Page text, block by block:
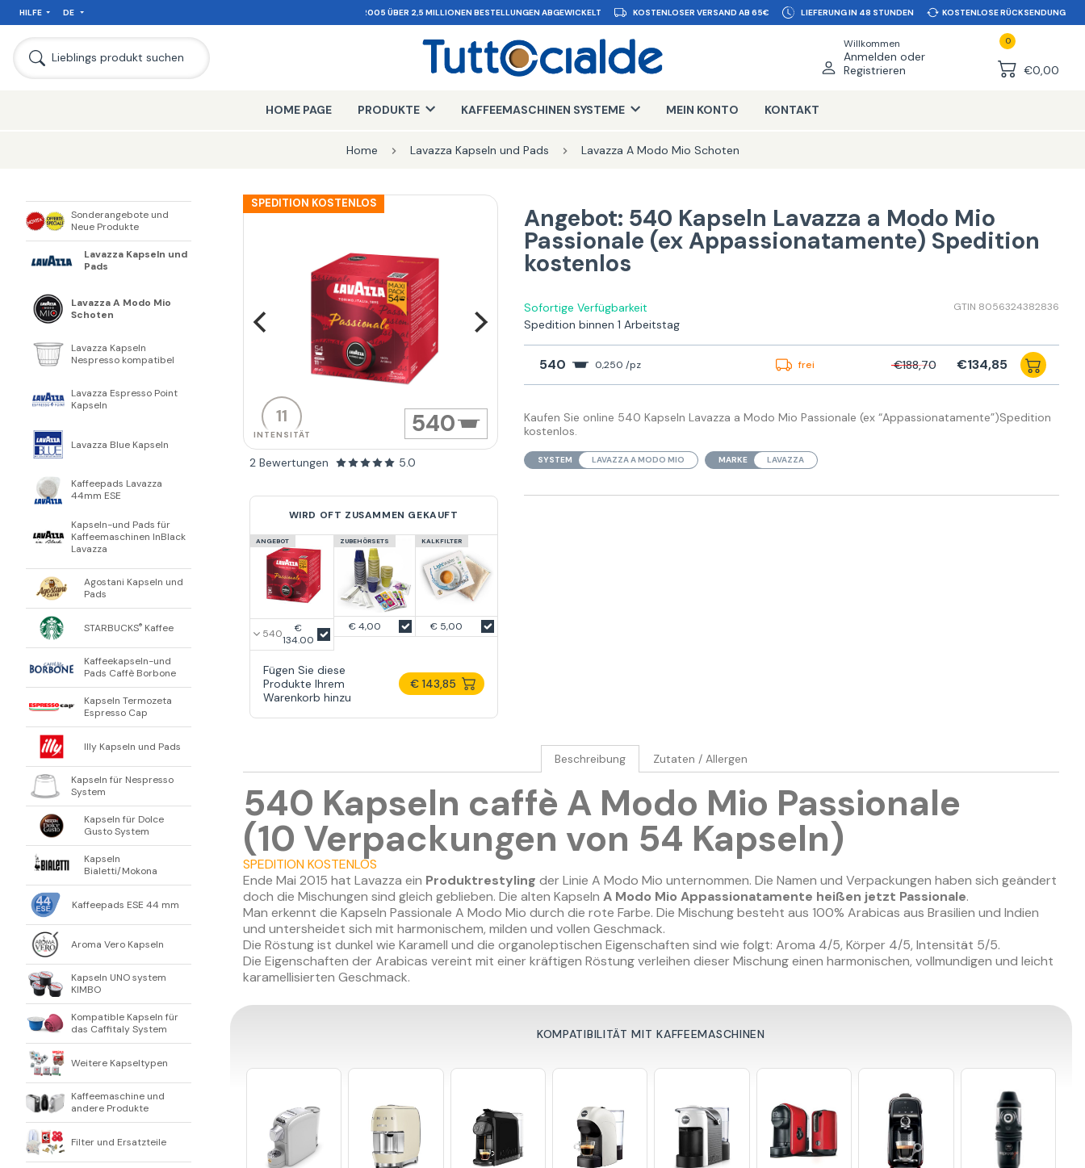
HILFE DE SEIT 2005 ÜBER 2,5 MILLIONEN BESTELLUNGEN ABGEWICKELT KOSTENLOSER VERSAND AB 65€ LIEFERUNG IN 48 STUNDEN KOSTENLOSE RÜCKSENDUNG
Willkommen
Anmelden oder
Registrieren
0
€0,00
Lieblings produkt suchen
HOME PAGE PRODUKTE KAFFEEMASCHINEN SYSTEME MEIN KONTO KONTAKT
Home Lavazza Kapseln und Pads Lavazza A Modo Mio Schoten
Sonderangebote und
Neue Produkte
Lavazza Kapseln und
Pads
Lavazza A Modo Mio
Schoten
Lavazza Kapseln
Nespresso kompatibel
Lavazza Espresso Point
Kapseln
Lavazza Blue Kapseln
Kaffeepads Lavazza
44mm ESE
Kapseln-und Pads für
Kaffeemaschinen InBlack
Lavazza
Agostani Kapseln und
Pads
STARBUCKS® Kaffee
Kaffeekapseln-und
Pads Caffè Borbone
Kapseln Termozeta
Espresso Cap
Illy Kapseln und Pads
Kapseln für Nespresso
System
Kapseln für Dolce
Gusto System
Kapseln
Bialetti/Mokona
Kaffeepads ESE 44 mm
Aroma Vero Kapseln
Kapseln UNO system
KIMBO
Kompatible Kapseln für
das Caffitaly System
Weitere Kapseltypen
Kaffeemaschine und
andere Produkte
Filter und Ersatzteile
SPEDITION KOSTENLOS
11
INTENSITÄT 540
2 Bewertungen 5.0
WIRD OFT ZUSAMMEN GEKAUFT
ANGEBOT
€
134.00
ZUBEHÖRSETS
€ 4,00
KALKFILTER
€ 5,00
Fügen Sie diese
Produkte Ihrem
Warenkorb hinzu
€ 143,85
Angebot: 540 Kapseln Lavazza a Modo Mio
Passionale (ex Appassionatamente) Spedition
kostenlos
Sofortige Verfügbarkeit GTIN 8056324382836
Spedition binnen 1 Arbeitstag
540 0,250 /pz frei €188,70 €134,85
Kaufen Sie online 540 Kapseln Lavazza a Modo Mio Passionale (ex “Appassionatamente”)Spedition
kostenlos.
SYSTEM LAVAZZA A MODO MIO MARKE LAVAZZA
Beschreibung Zutaten / Allergen
540 Kapseln caffè A Modo Mio Passionale
(10 Verpackungen von 54 Kapseln)
SPEDITION KOSTENLOS
Ende Mai 2015 hat Lavazza ein Produktrestyling der Linie A Modo Mio unternommen. Die Namen und Verpackungen haben sich geändert
doch die Mischungen sind gleich geblieben. Die alten Kapseln A Modo Mio Appassionatamente heißen jetzt Passionale.
Man erkennt die Kapseln Passionale A Modo Mio durch die rote Farbe. Die Mischung besteht aus 100% Arabicas aus Brasilien und Indien
und untersheidet sich mit harmonischem, milden und vollen Geschmack.
Die Röstung ist dunkel wie Karamell und die organoleptischen Eigenschaften sind wie folgt: Aroma 4/5, Körper 4/5, Intensität 5/5.
Die Eigenschaften der Arabicas vereint mit einer kräftigen Röstung verleihen dieser Mischung einen harmonischen, vollmundigen und leicht
karamellisierten Geschmack.
KOMPATIBILITÄT MIT KAFFEEMASCHINEN